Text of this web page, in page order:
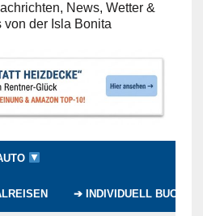
News, Wetter &
von der Isla Bonita
➔ INDIVIDUELL BUCHEN